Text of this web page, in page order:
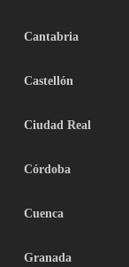
Cantabria
Castellón
Ciudad Real
Córdoba
Cuenca
Granada